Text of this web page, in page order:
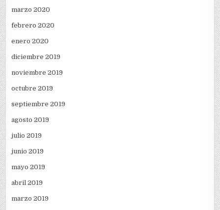
marzo 2020
febrero 2020
enero 2020
diciembre 2019
noviembre 2019
octubre 2019
septiembre 2019
agosto 2019
julio 2019
junio 2019
mayo 2019
abril 2019
marzo 2019